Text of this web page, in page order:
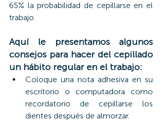
65% la probabilidad de cepillarse en el
trabajo.
Aquí le presentamos algunos
consejos para hacer del cepillado
un hábito regular en el trabajo:
Coloque una nota adhesiva en su
escritorio o computadora como
recordatorio de cepillarse los
dientes después de almorzar.